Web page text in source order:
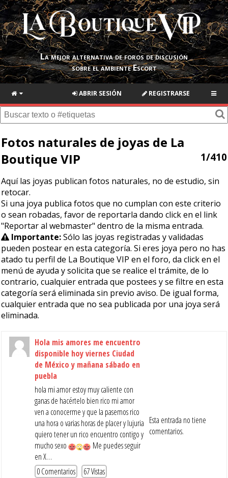
La mejor alternativa de foros de discusión
sobre el ambiente Escort
REGISTRARSE
ABRIR SESIÓN
Fotos naturales de joyas de La
Boutique VIP
1/410
Aquí las joyas publican fotos naturales, no de estudio, sin
retocar.
Si una joya publica fotos que no cumplan con este criterio
o sean robadas, favor de reportarla dando click en el link
"Reportar al webmaster" dentro de la misma entrada.
Importante:Sólo las joyas registradas y validadas
pueden postear en esta categoría. Si eres joya pero no has
atado tu perfil de La Boutique VIP en el foro, da click en el
menú de ayuda y solicita que se realice el trámite, de lo
contrario, cualquier entrada que postees y se filtre en esta
categoría será eliminada sin previo aviso. De igual forma,
cualquier entrada que no sea publicada por una joya será
eliminada.
Hola mis amores me encuentro
disponible hoy viernes Ciudad
de México y mañana sábado en
puebla
hola mi amor estoy muy caliente con
ganas de hacértelo bien rico mi amor
ven a conocerme y que la pasemos rico
una hora o varias horas de placer y lujuria
quiero tener un rico encuentro contigo y
mucho sexo
Me puedes seguir
en X…
0 Comentarios
67 Vistas
Esta entrada no tiene
comentarios.